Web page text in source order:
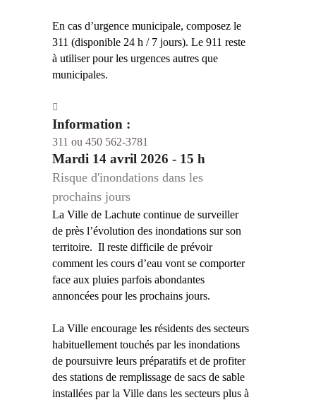
En cas d’urgence municipale, composez le
311 (disponible 24 h / 7 jours). Le 911 reste
à utiliser pour les urgences autres que
municipales.
Information :
311 ou 450 562-3781
Mardi 14 avril 2026 - 15 h
Risque d'inondations dans les
prochains jours
La Ville de Lachute continue de surveiller
de près l’évolution des inondations sur son
territoire. Il reste difficile de prévoir
comment les cours d’eau vont se comporter
face aux pluies parfois abondantes
annoncées pour les prochains jours.
La Ville encourage les résidents des secteurs
habituellement touchés par les inondations
de poursuivre leurs préparatifs et de profiter
des stations de remplissage de sacs de sable
installées par la Ville dans les secteurs plus à